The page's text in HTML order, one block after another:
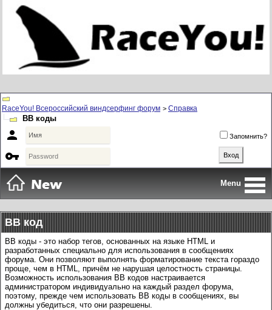
RaceYou! Всероссийский виндсерфинг форум > Справка
BB коды
 Запомнить?

Menu
BB код
BB коды - это набор тегов, основанных на языке HTML и
разработанных специально для использования в сообщениях
форума. Они позволяют выполнять форматирование текста гораздо
проще, чем в HTML, причём не нарушая целостность страницы.
Возможность использования BB кодов настраивается
администратором индивидуально на каждый раздел форума,
поэтому, прежде чем использовать BB коды в сообщениях, вы
должны убедиться, что они разрешены.